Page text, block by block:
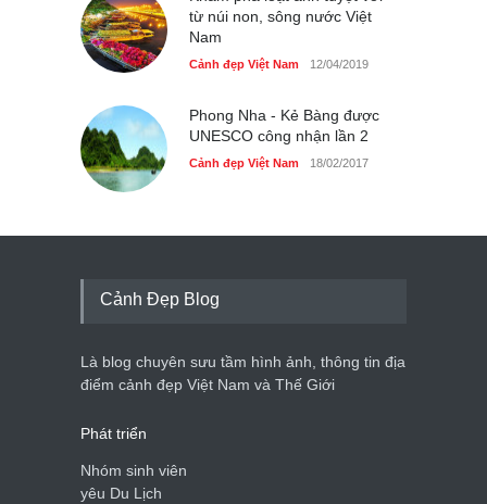
từ núi non, sông nước Việt
Nam
Cảnh đẹp Việt Nam 12/04/2019
Phong Nha - Kẻ Bàng được
UNESCO công nhận lần 2
Cảnh đẹp Việt Nam 18/02/2017
Cảnh Đẹp Blog
Là blog chuyên sưu tầm hình ảnh, thông tin địa
điểm cảnh đẹp Việt Nam và Thế Giới
Phát triển
Nhóm sinh viên
yêu Du Lịch